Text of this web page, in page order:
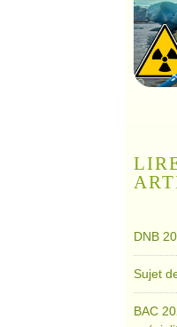
DNB
Sujet
BAC